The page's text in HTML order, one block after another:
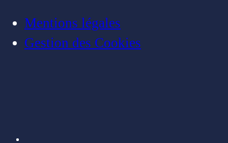
Mentions légales
Gestion des Cookies